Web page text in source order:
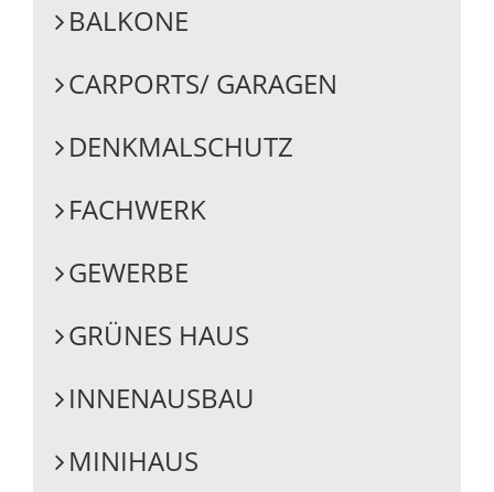
BALKONE
CARPORTS/ GARAGEN
DENKMALSCHUTZ
FACHWERK
GEWERBE
GRÜNES HAUS
INNENAUSBAU
MINIHAUS